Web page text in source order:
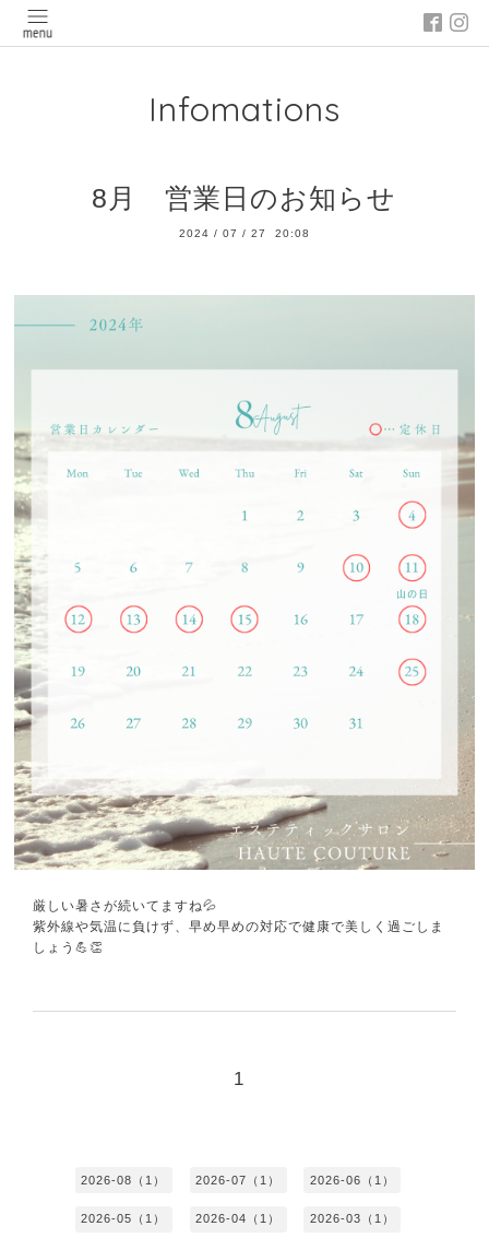
Infomations
8月 営業日のお知らせ
2024 / 07 / 27 20:08
厳しい暑さが続いてますね💦
紫外線や気温に負けず、早め早めの対応で健康で美しく過ごしま
しょう💪👏
1
2026-08（1） 2026-07（1） 2026-06（1）
2026-05（1） 2026-04（1） 2026-03（1）